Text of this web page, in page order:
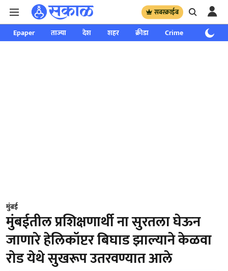
सबस्क्राईब
Epaper ताज्या देश शहर क्रीडा Crime साप्ताहिक
मुंबई
मुंबईतील प्रशिक्षणार्थी ना सुरतला घेऊन
जाणारे हेलिकॉप्टर बिघाड झाल्याने केळवा
रोड येथे सुखरूप उतरवण्यात आले